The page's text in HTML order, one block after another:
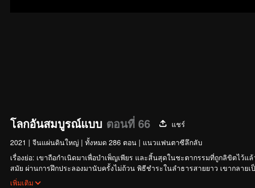
โลกอันสมบูรณ์แบบ ตอนที่ 66
แชร์
2021 | จีนแผ่นดินใหญ่ | ทั้งหมด 286 ตอน | แนวแฟนตาซีลึกลับ
เรื่องย่อ: เขาถือกำเนิดมาเพื่อบำเพ็ญเพียร และสิ้นสุดในชะตากรรมที่ถูกลิขิตไ
สมัย ผ่านการฝึกประลองมานับครั้งไม่ถ้วน พิธีชำระในลำธารสายยาว เขากลาย
สว่างพร่างพราวและสร้างตำนานที่ไม่รู้จบอย่างไร
เพิ่มเติม